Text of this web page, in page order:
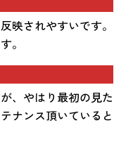
映されやすいです。
。
、やはり最初の見た
ナンス頂いていると